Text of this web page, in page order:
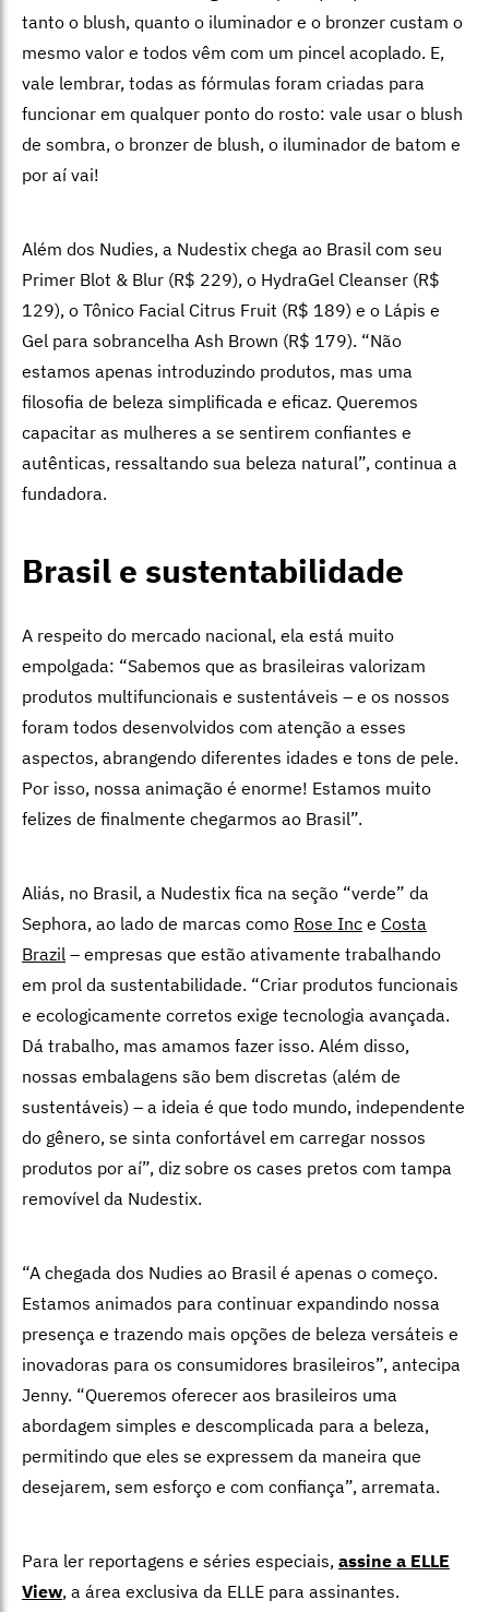
tanto o blush, quanto o iluminador e o bronzer custam o
mesmo valor e todos vêm com um pincel acoplado. E,
vale lembrar, todas as fórmulas foram criadas para
funcionar em qualquer ponto do rosto: vale usar o blush
de sombra, o bronzer de blush, o iluminador de batom e
por aí vai!
Além dos Nudies, a Nudestix chega ao Brasil com seu
Primer Blot & Blur (R$ 229), o HydraGel Cleanser (R$
129), o Tônico Facial Citrus Fruit (R$ 189) e o Lápis e
Gel para sobrancelha Ash Brown (R$ 179). “Não
estamos apenas introduzindo produtos, mas uma
filosofia de beleza simplificada e eficaz. Queremos
capacitar as mulheres a se sentirem confiantes e
autênticas, ressaltando sua beleza natural”, continua a
fundadora.
Brasil e sustentabilidade
A respeito do mercado nacional, ela está muito
empolgada: “Sabemos que as brasileiras valorizam
produtos multifuncionais e sustentáveis – e os nossos
foram todos desenvolvidos com atenção a esses
aspectos, abrangendo diferentes idades e tons de pele.
Por isso, nossa animação é enorme! Estamos muito
felizes de finalmente chegarmos ao Brasil”.
Aliás, no Brasil, a Nudestix fica na seção “verde” da
Sephora, ao lado de marcas como Rose Inc e Costa
Brazil – empresas que estão ativamente trabalhando
em prol da sustentabilidade. “Criar produtos funcionais
e ecologicamente corretos exige tecnologia avançada.
Dá trabalho, mas amamos fazer isso. Além disso,
nossas embalagens são bem discretas (além de
sustentáveis) – a ideia é que todo mundo, independente
do gênero, se sinta confortável em carregar nossos
produtos por aí”, diz sobre os cases pretos com tampa
removível da Nudestix.
“A chegada dos Nudies ao Brasil é apenas o começo.
Estamos animados para continuar expandindo nossa
presença e trazendo mais opções de beleza versáteis e
inovadoras para os consumidores brasileiros”, antecipa
Jenny. “Queremos oferecer aos brasileiros uma
abordagem simples e descomplicada para a beleza,
permitindo que eles se expressem da maneira que
desejarem, sem esforço e com confiança”, arremata.
Para ler reportagens e séries especiais, assine a ELLE
View, a área exclusiva da ELLE para assinantes.